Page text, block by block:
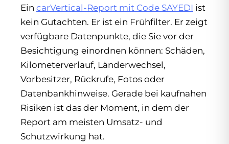
Ein carVertical-Report mit Code SAYEDI ist
kein Gutachten. Er ist ein Frühfilter. Er zeigt
verfügbare Datenpunkte, die Sie vor der
Besichtigung einordnen können: Schäden,
Kilometerverlauf, Länderwechsel,
Vorbesitzer, Rückrufe, Fotos oder
Datenbankhinweise. Gerade bei kaufnahen
Risiken ist das der Moment, in dem der
Report am meisten Umsatz- und
Schutzwirkung hat.